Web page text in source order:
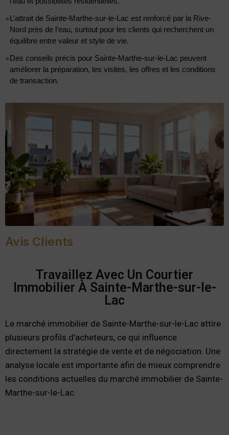
●L’attrait de Sainte-Marthe-sur-le-Lac est renforcé par la Rive-
Nord près de l’eau, surtout pour les clients qui recherchent un
équilibre entre valeur et style de vie.
●Des conseils précis pour Sainte-Marthe-sur-le-Lac peuvent
améliorer la préparation, les visites, les offres et les conditions
de transaction.
Avis Clients
Travaillez Avec Un Courtier
Immobilier À Sainte-Marthe-sur-le-
Lac
Le marché immobilier de Sainte-Marthe-sur-le-Lac attire
plusieurs profils d’acheteurs, ce qui influence
directement la stratégie de vente et de négociation. Une
analyse locale est importante afin de mieux comprendre
les conditions actuelles du marché immobilier de Sainte-
Marthe-sur-le-Lac.